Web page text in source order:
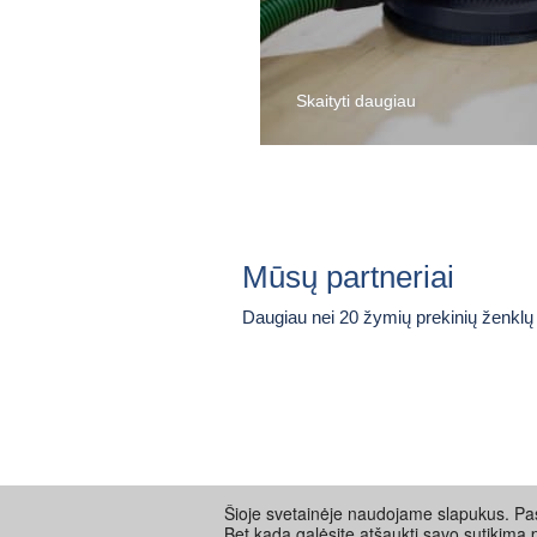
Skaityti daugiau
Mūsų partneriai
Daugiau nei 20 žymių prekinių ženklų
Šioje svetainėje naudojame slapukus.